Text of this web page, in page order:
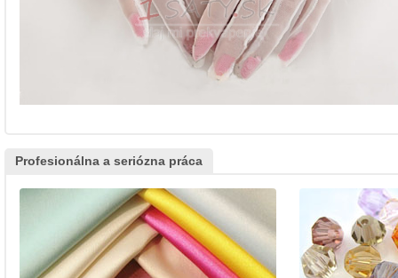
Profesionálna a seriózna práca